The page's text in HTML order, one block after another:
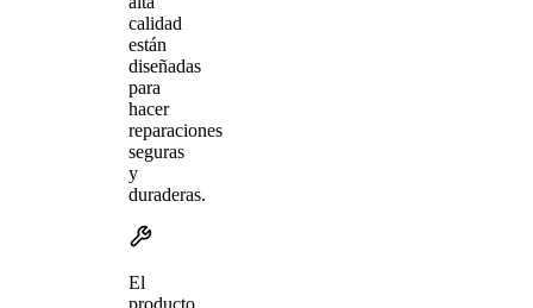
calidad
están
diseñadas
para
hacer
reparaciones
seguras
y
duraderas.
El
producto